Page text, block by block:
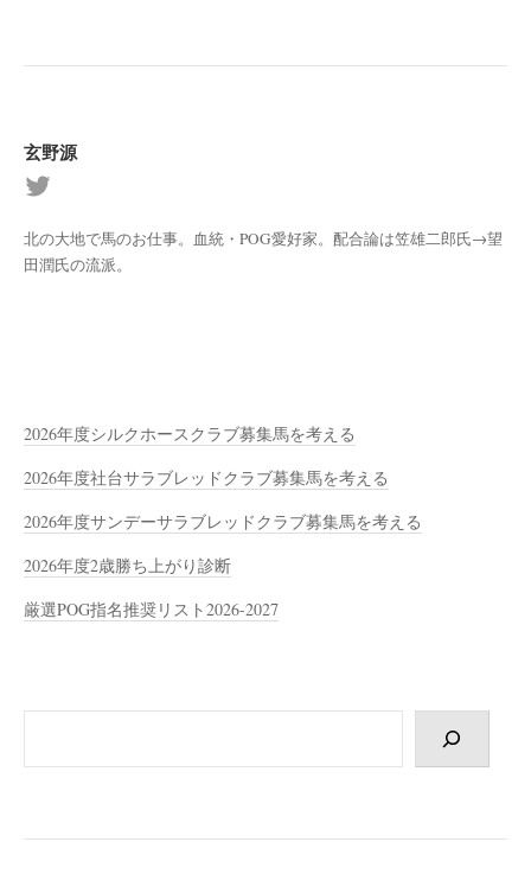
玄野源
北の大地で馬のお仕事。血統・POG愛好家。配合論は笠雄二郎氏→望
田潤氏の流派。
2026年度シルクホースクラブ募集馬を考える
2026年度社台サラブレッドクラブ募集馬を考える
2026年度サンデーサラブレッドクラブ募集馬を考える
2026年度2歳勝ち上がり診断
厳選POG指名推奨リスト2026-2027